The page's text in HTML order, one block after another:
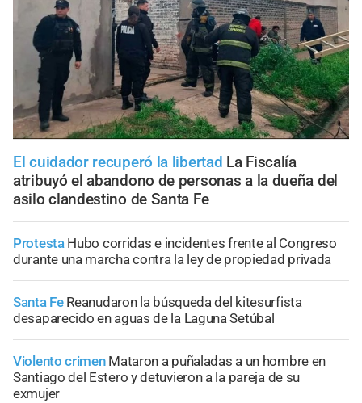
El cuidador recuperó la libertad La Fiscalía
atribuyó el abandono de personas a la dueña del
asilo clandestino de Santa Fe
Protesta Hubo corridas e incidentes frente al Congreso
durante una marcha contra la ley de propiedad privada
Santa Fe Reanudaron la búsqueda del kitesurfista
desaparecido en aguas de la Laguna Setúbal
Violento crimen Mataron a puñaladas a un hombre en
Santiago del Estero y detuvieron a la pareja de su
exmujer